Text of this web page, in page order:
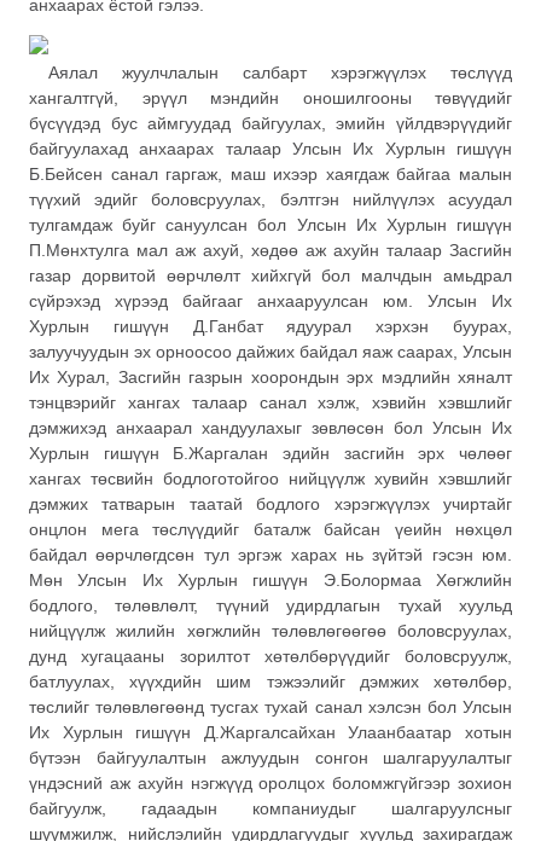
анхаарах ёстой гэлээ.
Аялал жуулчлалын салбарт хэрэгжүүлэх төслүүд
хангалтгүй, эрүүл мэндийн оношилгооны төвүүдийг
бүсүүдэд бус аймгуудад байгуулах, эмийн үйлдвэрүүдийг
байгуулахад анхаарах талаар Улсын Их Хурлын гишүүн
Б.Бейсен санал гаргаж, маш ихээр хаягдаж байгаа малын
түүхий эдийг боловсруулах, бэлтгэн нийлүүлэх асуудал
тулгамдаж буйг сануулсан бол Улсын Их Хурлын гишүүн
П.Мөнхтулга мал аж ахуй, хөдөө аж ахуйн талаар Засгийн
газар дорвитой өөрчлөлт хийхгүй бол малчдын амьдрал
сүйрэхэд хүрээд байгааг анхааруулсан юм. Улсын Их
Хурлын гишүүн Д.Ганбат ядуурал хэрхэн буурах,
залуучуудын эх орноосоо дайжих байдал яаж саарах, Улсын
Их Хурал, Засгийн газрын хоорондын эрх мэдлийн хяналт
тэнцвэрийг хангах талаар санал хэлж, хэвийн хэвшлийг
дэмжихэд анхаарал хандуулахыг зөвлөсөн бол Улсын Их
Хурлын гишүүн Б.Жаргалан эдийн засгийн эрх чөлөөг
хангах төсвийн бодлоготойгоо нийцүүлж хувийн хэвшлийг
дэмжих татварын таатай бодлого хэрэгжүүлэх учиртайг
онцлон мега төслүүдийг баталж байсан үеийн нөхцөл
байдал өөрчлөгдсөн тул эргэж харах нь зүйтэй гэсэн юм.
Мөн Улсын Их Хурлын гишүүн Э.Болормаа Хөгжлийн
бодлого, төлөвлөлт, түүний удирдлагын тухай хуульд
нийцүүлж жилийн хөгжлийн төлөвлөгөөгөө боловсруулах,
дунд хугацааны зорилтот хөтөлбөрүүдийг боловсруулж,
батлуулах, хүүхдийн шим тэжээлийг дэмжих хөтөлбөр,
төслийг төлөвлөгөөнд тусгах тухай санал хэлсэн бол Улсын
Их Хурлын гишүүн Д.Жаргалсайхан Улаанбаатар хотын
бүтээн байгуулалтын ажлуудын сонгон шалгаруулалтыг
үндэсний аж ахуйн нэгжүүд оролцох боломжгүйгээр зохион
байгуулж, гадаадын компаниудыг шалгаруулсныг
шүүмжилж, нийслэлийн удирдлагуудыг хуульд захирагдаж